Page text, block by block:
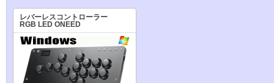
レバーレスコントローラー
RGB LED ONEED